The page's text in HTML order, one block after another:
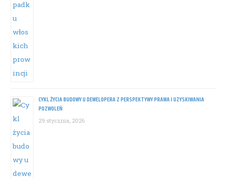
CYKL ŻYCIA BUDOWY U DEWELOPERA Z PERSPEKTYWY PRAWA I UZYSKIWANIA
POZWOLEŃ
29 stycznia, 2026